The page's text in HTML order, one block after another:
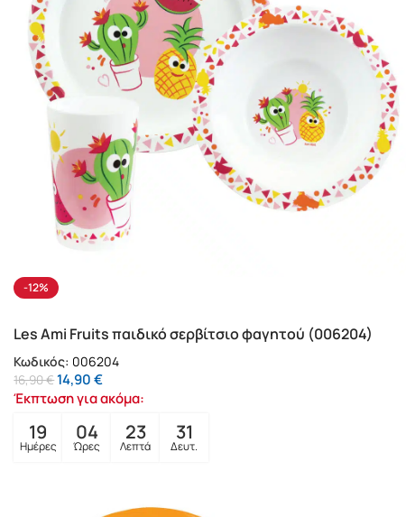
-12%
Les Ami Fruits παιδικό σερβίτσιο φαγητού (006204)
Κωδικός: 006204
16,90€14,90€
Έκπτωση για ακόμα:
19
Ημέρες
04
Ώρες
23
Λεπτά
29
Δευτ.